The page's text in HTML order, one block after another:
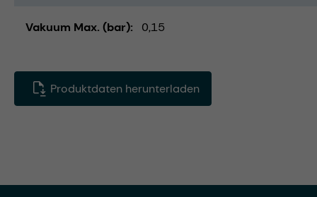
Vakuum Max. (bar) 0,15
Produktdaten herunterladen